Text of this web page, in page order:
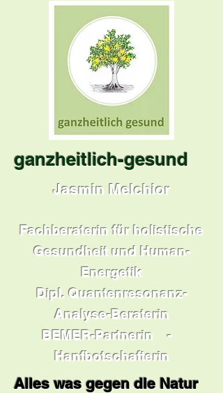
ganzheitlich-gesund
Jasmin Melchior
Fachberaterin für holistische
Gesundheit und Human-
Energetik
Dipl. Quantenresonanz-
Analyse-Beraterin
BEMER-Partnerin -
Hanfbotschafterin
Alles was gegen die Natur